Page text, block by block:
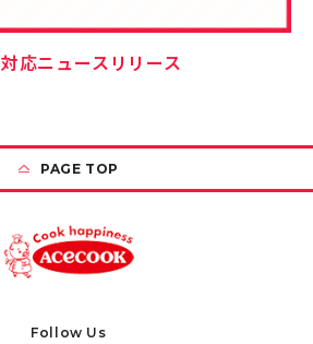
対応ニュースリリース
PAGE TOP
Follow Us